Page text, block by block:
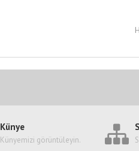
Künye
Künyemizi görüntüleyin.